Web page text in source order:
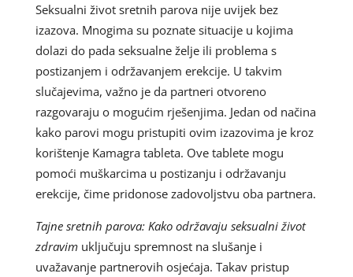
Seksualni život sretnih parova nije uvijek bez
izazova. Mnogima su poznate situacije u kojima
dolazi do pada seksualne želje ili problema s
postizanjem i održavanjem erekcije. U takvim
slučajevima, važno je da partneri otvoreno
razgovaraju o mogućim rješenjima. Jedan od načina
kako parovi mogu pristupiti ovim izazovima je kroz
korištenje Kamagra tableta. Ove tablete mogu
pomoći muškarcima u postizanju i održavanju
erekcije, čime pridonose zadovoljstvu oba partnera.
Tajne sretnih parova: Kako održavaju seksualni život
zdravimuključuju spremnost na slušanje i
uvažavanje partnerovih osjećaja. Takav pristup